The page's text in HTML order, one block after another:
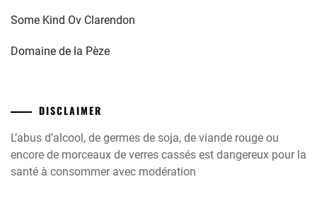
Some Kind Ov Clarendon
Domaine de la Pèze
DISCLAIMER
L’abus d’alcool, de germes de soja, de viande rouge ou
encore de morceaux de verres cassés est dangereux pour la
santé à consommer avec modération